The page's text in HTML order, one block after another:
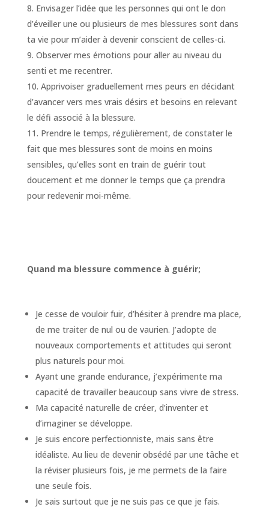
Envisager l’idée que les personnes qui ont le don
d’éveiller une ou plusieurs de mes blessures sont dans
ta vie pour m’aider à devenir conscient de celles-ci.
Observer mes émotions pour aller au niveau du
senti et me recentrer.
Apprivoiser graduellement mes peurs en décidant
d’avancer vers mes vrais désirs et besoins en relevant
le défi associé à la blessure.
Prendre le temps, régulièrement, de constater le
fait que mes blessures sont de moins en moins
sensibles, qu’elles sont en train de guérir tout
doucement et me donner le temps que ça prendra
pour redevenir moi-même.
Quand ma blessure commence à guérir;
Je cesse de vouloir fuir, d’hésiter à prendre ma place,
de me traiter de nul ou de vaurien. J’adopte de
nouveaux comportements et attitudes qui seront
plus naturels pour moi.
Ayant une grande endurance, j’expérimente ma
capacité de travailler beaucoup sans vivre de stress.
Ma capacité naturelle de créer, d’inventer et
d’imaginer se développe.
Je suis encore perfectionniste, mais sans être
idéaliste. Au lieu de devenir obsédé par une tâche et
la réviser plusieurs fois, je me permets de la faire
une seule fois.
Je sais surtout que je ne suis pas ce que je fais.